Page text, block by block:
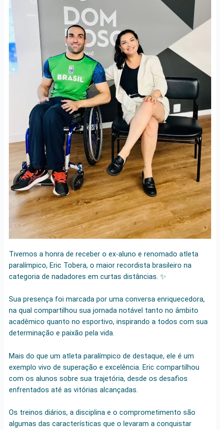
Tivemos a honra de receber o ex-aluno e renomado atleta
paralímpico, Eric Tobera, o maior recordista brasileiro na
categoria de nadadores em curtas distâncias. ✨
Sua presença foi marcada por uma conversa enriquecedora,
na qual compartilhou sua jornada notável tanto no âmbito
acadêmico quanto no esportivo, inspirando a todos com sua
determinação e paixão pela vida.
Mais do que um atleta paralímpico de destaque, ele é um
exemplo vivo de superação e excelência. Eric compartilhou
com os alunos sobre sua trajetória, desde os desafios
enfrentados até as vitórias alcançadas.
Os treinos diários, a disciplina e o comprometimento são
algumas das características que o levaram a conquistar